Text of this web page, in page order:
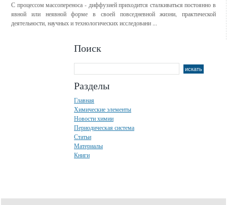
С процессом массопереноса - диффузией приходится сталкиваться постоянно в
явной или неявной форме в своей повседневной жизни, практической
деятельности, научных и технологических исследовани ...
Поиск
Разделы
Главная
Химические элементы
Новости химии
Периодическая система
Статьи
Материалы
Книги